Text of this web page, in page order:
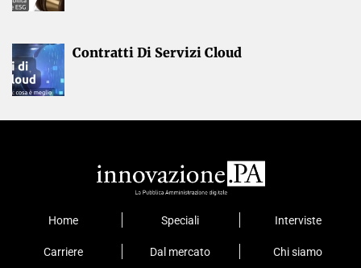
Contratti Di Servizi Cloud
Home Speciali Interviste
Carriere Dal mercato Chi siamo